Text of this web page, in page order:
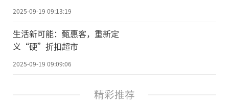
2025-09-19 09:13:19
生活新可能：甄惠客，重新定
义“硬”折扣超市
2025-09-19 09:09:06
精彩推荐